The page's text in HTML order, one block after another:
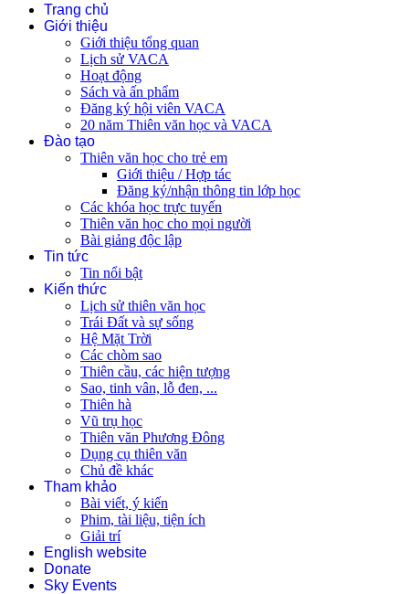
Trang chủ
Giới thiệu
Giới thiệu tổng quan
Lịch sử VACA
Hoạt động
Sách và ấn phẩm
Đăng ký hội viên VACA
20 năm Thiên văn học và VACA
Đào tạo
Thiên văn học cho trẻ em
Giới thiệu / Hợp tác
Đăng ký/nhận thông tin lớp học
Các khóa học trực tuyến
Thiên văn học cho mọi người
Bài giảng độc lập
Tin tức
Tin nổi bật
Kiến thức
Lịch sử thiên văn học
Trái Đất và sự sống
Hệ Mặt Trời
Các chòm sao
Thiên cầu, các hiện tượng
Sao, tinh vân, lỗ đen, ...
Thiên hà
Vũ trụ học
Thiên văn Phương Đông
Dụng cụ thiên văn
Chủ đề khác
Tham khảo
Bài viết, ý kiến
Phim, tài liệu, tiện ích
Giải trí
English website
Donate
Sky Events